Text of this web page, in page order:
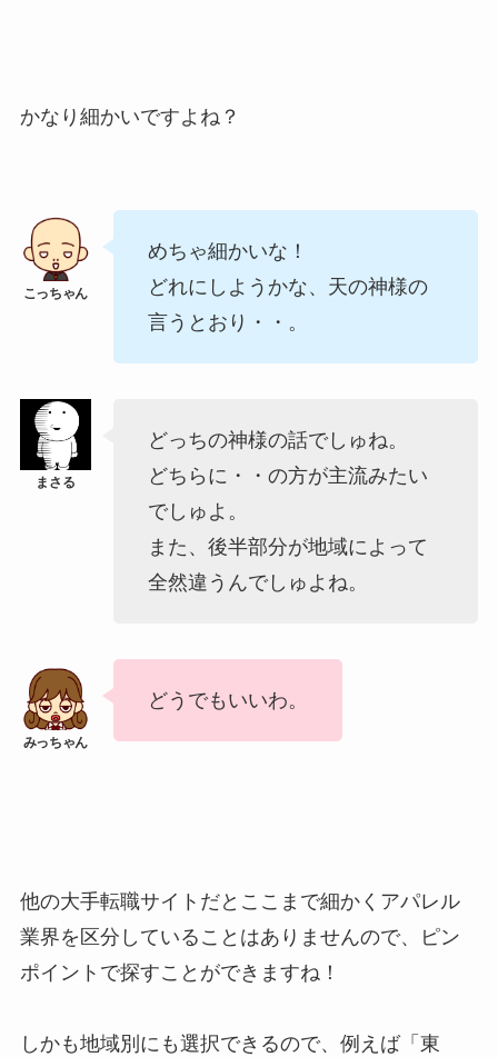
かなり細かいですよね？
めちゃ細かいな！
どれにしようかな、天の神様の
言うとおり・・。
どっちの神様の話でしゅね。
どちらに・・の方が主流みたい
でしゅよ。
また、後半部分が地域によって
全然違うんでしゅよね。
どうでもいいわ。
他の大手転職サイトだとここまで細かくアパレル
業界を区分していることはありませんので、ピン
ポイントで探すことができますね！
しかも地域別にも選択できるので、例えば「東